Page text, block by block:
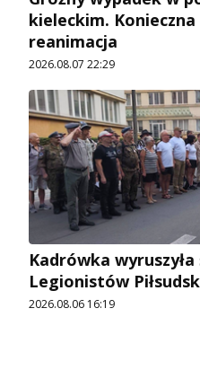
kieleckim. Konieczna
reanimacja
2026.08.07 22:29
Kadrówka wyruszyła
Legionistów
2026.08.06 16:19